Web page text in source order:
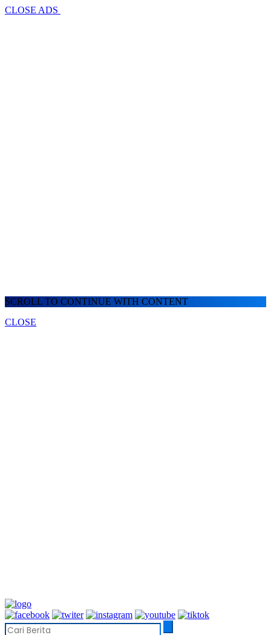
CLOSE ADS
SCROLL TO CONTINUE WITH CONTENT
CLOSE